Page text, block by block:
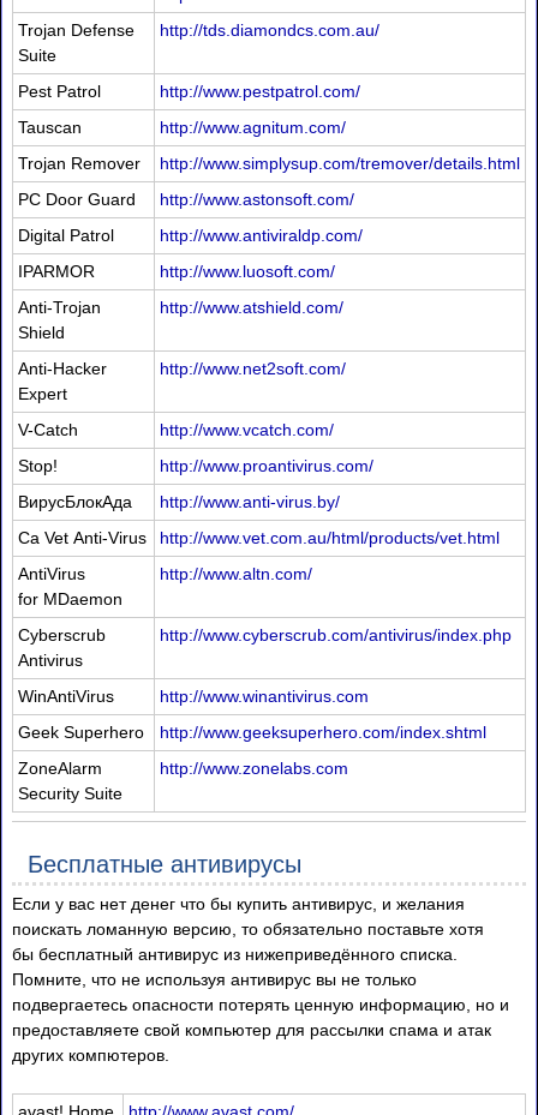
Trojan Defense
Suite
http://tds.diamondcs.com.au/
Pest Patrol
http://www.pestpatrol.com/
Tauscan
http://www.agnitum.com/
Trojan Remover
http://www.simplysup.com/tremover/details.html
PC Door Guard
http://www.astonsoft.com/
Digital Patrol
http://www.antiviraldp.com/
IPARMOR
http://www.luosoft.com/
Anti-Trojan
Shield
http://www.atshield.com/
Anti-Hacker
Expert
http://www.net2soft.com/
V-Catch
http://www.vcatch.com/
Stop!
http://www.proantivirus.com/
ВирусБлокАда
http://www.anti-virus.by/
Ca Vet Anti-Virus
http://www.vet.com.au/html/products/vet.html
AntiVirus
for MDaemon
http://www.altn.com/
Cyberscrub
Antivirus
http://www.cyberscrub.com/antivirus/index.php
WinAntiVirus
http://www.winantivirus.com
Geek Superhero
http://www.geeksuperhero.com/index.shtml
ZoneAlarm
Security Suite
http://www.zonelabs.com
Бесплатные антивирусы
Если у вас нет денег что бы купить антивирус, и желания
поискать ломанную версию, то обязательно поставьте хотя
бы бесплатный антивирус из нижеприведённого списка.
Помните, что не используя антивирус вы не только
подвергаетесь опасности потерять ценную информацию, но и
предоставляете свой компьютер для рассылки спама и атак
других компютеров.